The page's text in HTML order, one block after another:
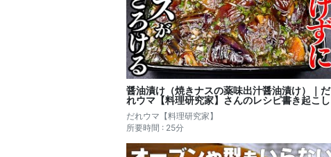
醤油漬け（焼きナスの薬味出汁醤油漬け）｜だ
れウマ【料理研究家】さんのレシピ書き起こし
だれウマ【料理研究家】
所要時間 : 25分